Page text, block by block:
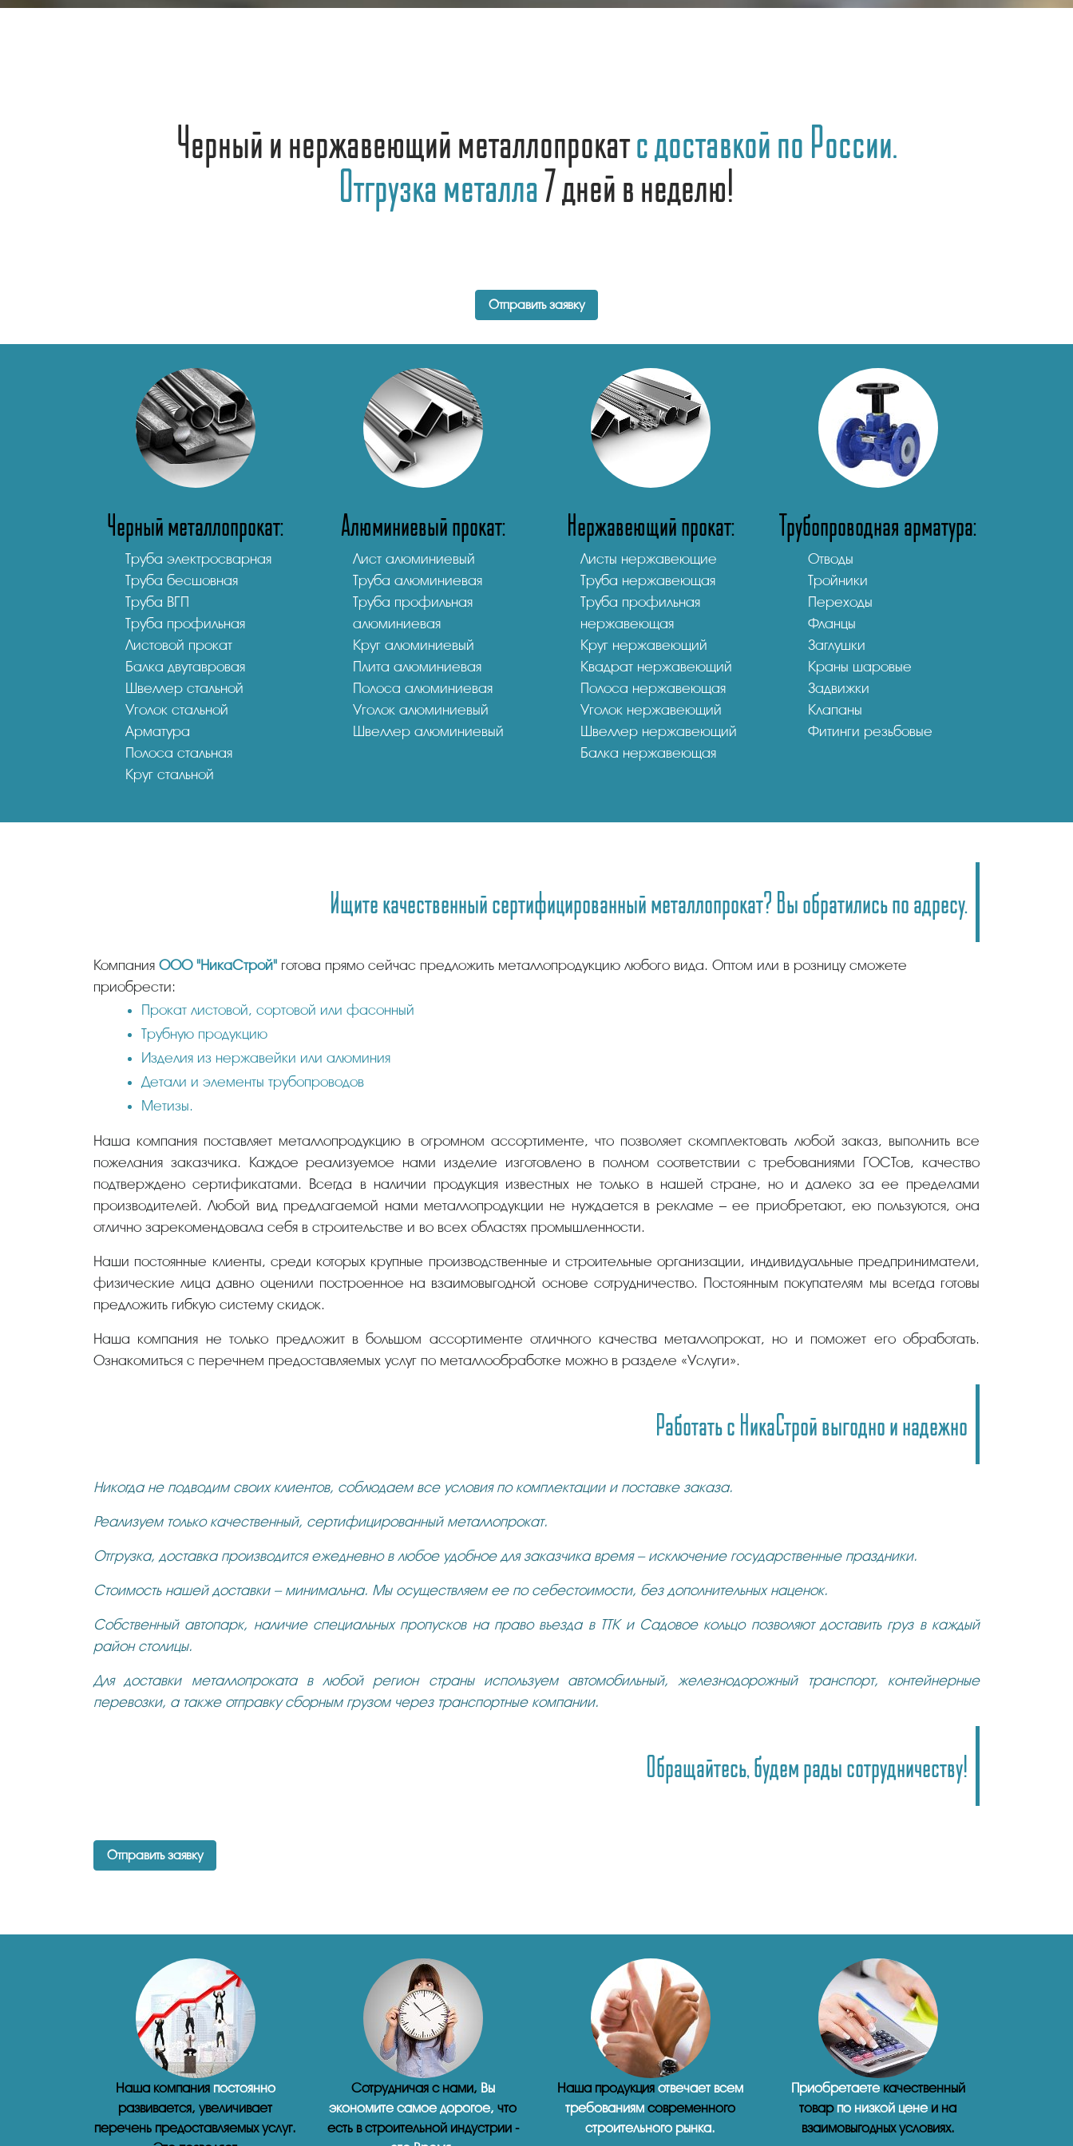
Черный и нержавеющий металлопрокатс доставкой по России.
Отгрузка металла7 дней в неделю!
Отправить заявку
Черный металлопрокат:
Труба электросварная
Труба бесшовная
Труба ВГП
Труба профильная
Листовой прокат
Балка двутавровая
Швеллер стальной
Уголок стальной
Арматура
Полоса стальная
Круг стальной
Алюминиевый прокат:
Лист алюминиевый
Труба алюминиевая
Труба профильная
алюминиевая
Круг алюминиевый
Плита алюминиевая
Полоса алюминиевая
Уголок алюминиевый
Швеллер алюминиевый
Нержавеющий прокат:
Листы нержавеющие
Труба нержавеющая
Труба профильная
нержавеющая
Круг нержавеющий
Квадрат нержавеющий
Полоса нержавеющая
Уголок нержавеющий
Швеллер нержавеющий
Балка нержавеющая
Трубопроводная арматура:
Отводы
Тройники
Переходы
Фланцы
Заглушки
Краны шаровые
Задвижки
Клапаны
Фитинги резьбовые
Ищите качественный сертифицированный металлопрокат? Вы обратились по адресу.
Компания ООО "НикаСтрой" готова прямо сейчас предложить металлопродукцию любого вида. Оптом или в розницу сможете
приобрести:
Прокат листовой, сортовой или фасонный
Трубную продукцию
Изделия из нержавейки или алюминия
Детали и элементы трубопроводов
Метизы.
Наша компания поставляет металлопродукцию в огромном ассортименте, что позволяет скомплектовать любой заказ, выполнить все
пожелания заказчика. Каждое реализуемое нами изделие изготовлено в полном соответствии с требованиями ГОСТов, качество
подтверждено сертификатами. Всегда в наличии продукция известных не только в нашей стране, но и далеко за ее пределами
производителей. Любой вид предлагаемой нами металлопродукции не нуждается в рекламе – ее приобретают, ею пользуются, она
отлично зарекомендовала себя в строительстве и во всех областях промышленности.
Наши постоянные клиенты, среди которых крупные производственные и строительные организации, индивидуальные предприниматели,
физические лица давно оценили построенное на взаимовыгодной основе сотрудничество. Постоянным покупателям мы всегда готовы
предложить гибкую систему скидок.
Наша компания не только предложит в большом ассортименте отличного качества металлопрокат, но и поможет его обработать.
Ознакомиться с перечнем предоставляемых услуг по металлообработке можно в разделе «Услуги».
Работать с НикаСтрой выгодно и надежно
Никогда не подводим своих клиентов, соблюдаем все условия по комплектации и поставке заказа.
Реализуем только качественный, сертифицированный металлопрокат.
Отгрузка, доставка производится ежедневно в любое удобное для заказчика время – исключение государственные праздники.
Стоимость нашей доставки – минимальна. Мы осуществляем ее по себестоимости, без дополнительных наценок.
Собственный автопарк, наличие специальных пропусков на право въезда в ТТК и Садовое кольцо позволяют доставить груз в каждый
район столицы.
Для доставки металлопроката в любой регион страны используем автомобильный, железнодорожный транспорт, контейнерные
перевозки, а также отправку сборным грузом через транспортные компании.
Обращайтесь, будем рады сотрудничеству!
Отправить заявку
Наша компанияпостоянно
развивается, увеличивает
перечень предоставляемых услуг.
Сотрудничая с нами, Вы
экономите самое дорогое, что
есть в строительной индустрии -
Наша продукция отвечает всем
требованиям современного
строительного рынка.
Приобретаетекачественный
товарпо низкой цене и на
взаимовыгодных условиях.